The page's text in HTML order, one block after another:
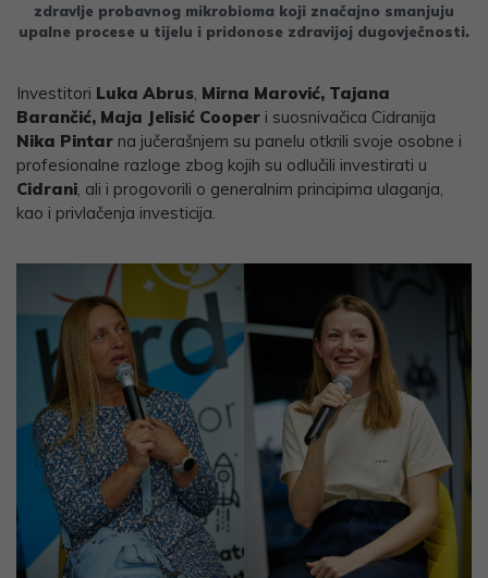
zdravlje probavnog mikrobioma koji značajno smanjuju
upalne procese u tijelu i pridonose zdravijoj dugovječnosti.
Investitori Luka Abrus, Mirna Marović, Tajana
Barančić, Maja Jelisić Cooper i suosnivačica Cidranija
Nika Pintar na jučerašnjem su panelu otkrili svoje osobne i
profesionalne razloge zbog kojih su odlučili investirati u
Cidrani, ali i progovorili o generalnim principima ulaganja,
kao i privlačenja investicija.